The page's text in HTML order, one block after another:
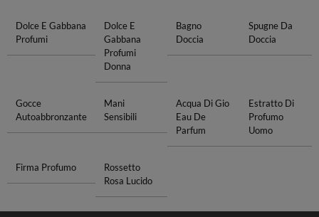
Dolce E Gabbana
Profumi
Dolce E
Gabbana
Profumi
Donna
Bagno
Doccia
Spugne Da
Doccia
Gocce
Autoabbronzante
Mani
Sensibili
Acqua Di Gio
Eau De
Parfum
Estratto Di
Profumo
Uomo
Firma Profumo
Rossetto
Rosa Lucido